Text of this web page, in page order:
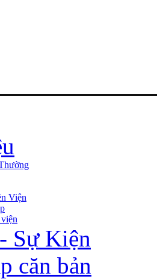
Viện
Sự Kiện
căn bản